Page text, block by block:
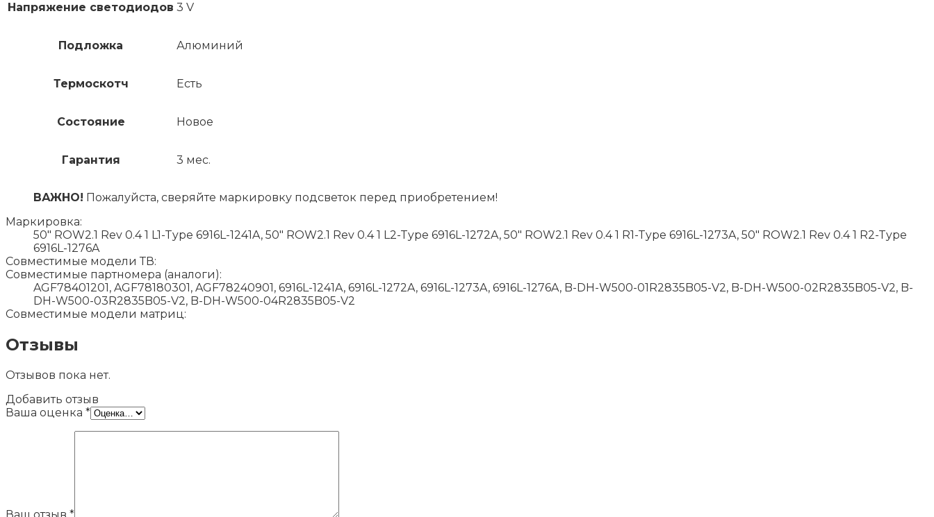
Напряжение светодиодов 3 V
Подложка Алюминий
Термоскотч Есть
Состояние Новое
Гарантия 3 мес.
ВАЖНО! Пожалуйста, сверяйте маркировку подсветок перед приобретением!
Маркировка:
50″ ROW2.1 Rev 0.4 1 L1-Type 6916L-1241A, 50″ ROW2.1 Rev 0.4 1 L2-Type 6916L-1272A, 50″ ROW2.1 Rev 0.4 1 R1-Type 6916L-1273A, 50″ ROW2.1 Rev 0.4 1 R2-Type
6916L-1276A
Совместимые модели ТВ:
Совместимые партномера (аналоги):
AGF78401201, AGF78180301, AGF78240901, 6916L-1241A, 6916L-1272A, 6916L-1273A, 6916L-1276A, B-DH-W500-01R2835B05-V2, B-DH-W500-02R2835B05-V2, B-
DH-W500-03R2835B05-V2, B-DH-W500-04R2835B05-V2
Совместимые модели матриц:
Отзывы
Отзывов пока нет.
Добавить отзыв
Ваша оценка *